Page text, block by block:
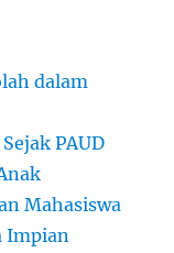
dalam
PAUD
Mahasiswa
Impian